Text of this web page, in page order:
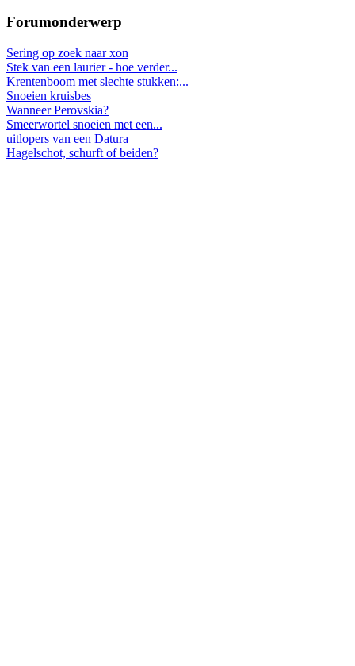
Forumonderwerp
Sering op zoek naar xon
Stek van een laurier - hoe verder...
Krentenboom met slechte stukken:...
Snoeien kruisbes
Wanneer Perovskia?
Smeerwortel snoeien met een...
uitlopers van een Datura
Hagelschot, schurft of beiden?